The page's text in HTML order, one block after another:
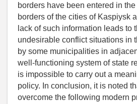
borders have been entered in
borders of the cities of Kaspiysk
lack of such information leads to
undesirable conflict situations in
by some municipalities in
well-functioning system of state
is impossible to carry out a
policy. In conclusion, it is noted
overcome the following modern